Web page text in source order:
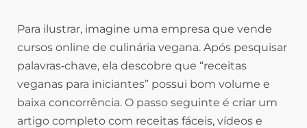
Para ilustrar, imagine uma empresa que vende
cursos online de culinária vegana. Após pesquisar
palavras‑chave, ela descobre que “receitas
veganas para iniciantes” possui bom volume e
baixa concorrência. O passo seguinte é criar um
artigo completo com receitas fáceis, vídeos e